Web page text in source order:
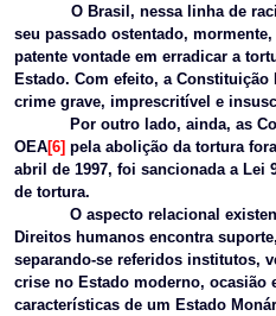
O Brasil, nessa linha de
seu passado ostentado,
patente vontade em erradicar a
Estado. Com efeito, a
crime grave, imprescritível e
Por outro lado, ainda, as
OEA[6] pela abolição da tortura
abril de 1997, foi sancionada a Lei
de tortura.
O aspecto relacional
Direitos humanos encontra
separando-se referidos institutos,
crise no Estado moderno, ocasião
características de um Estado